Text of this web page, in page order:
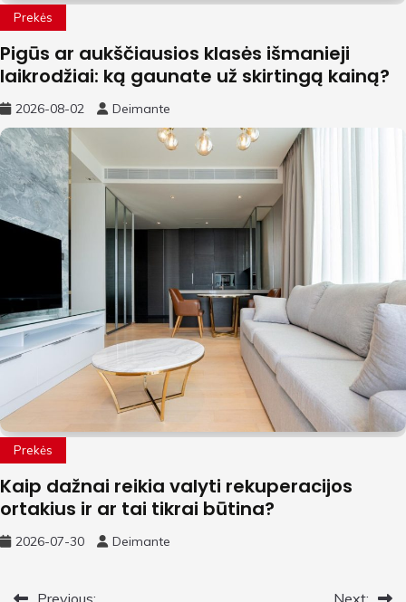
Prekės
Pigūs ar aukščiausios klasės išmanieji
laikrodžiai: ką gaunate už skirtingą kainą?
2026-08-02 Deimante
Prekės
Kaip dažnai reikia valyti rekuperacijos
ortakius ir ar tai tikrai būtina?
2026-07-30 Deimante